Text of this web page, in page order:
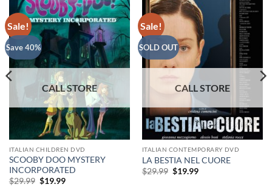
Sale!
Save 40%
ITALIAN CHILDREN DVD
SCOOBY DOO MYSTERY
INCORPORATED
$29.99 Original
$19.99Current
Sale!
SOLD OUT
ITALIAN CONTEMPORARY DVD
LA BESTIA NEL CUORE
$29.99 Original
$19.99Current